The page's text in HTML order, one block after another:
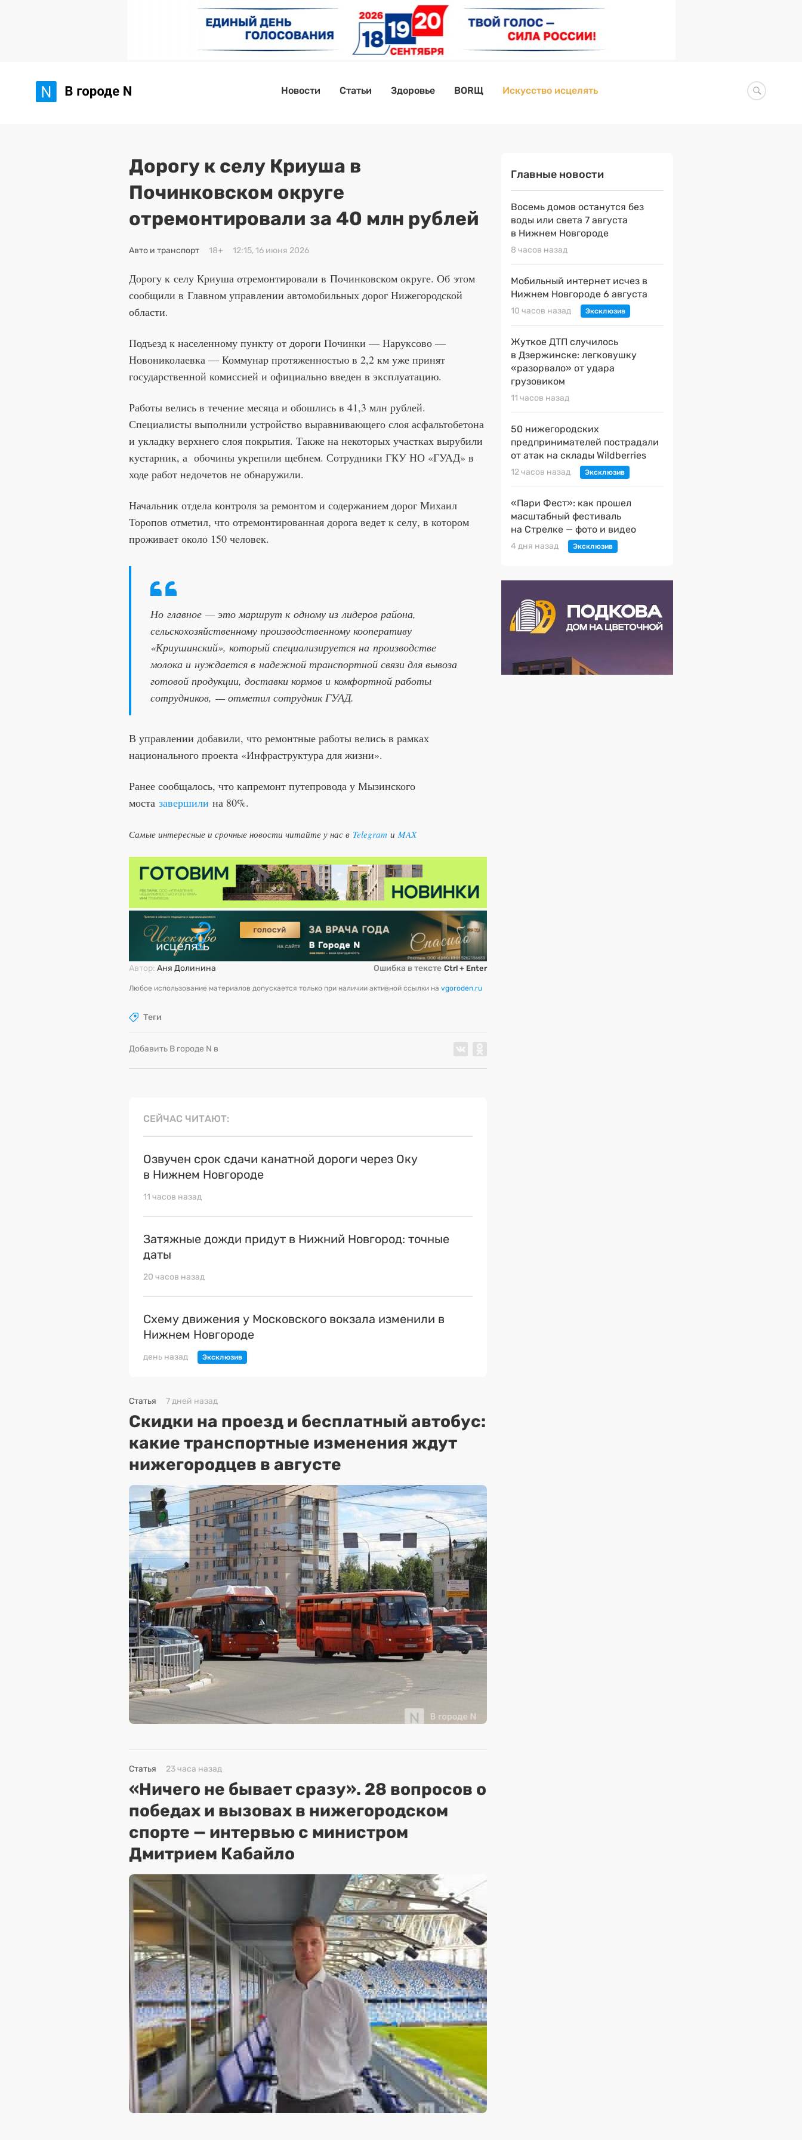
Новости Статьи Здоровье BORЩ Искусство исцелять
Дорогу к селу Криуша в
Починковском округе
отремонтировали за 40 млн рублей
Авто и транспорт 18+ 12:15, 16 июня 2026
Дорогу к селу Криуша отремонтировали в Починковском округе. Об этом
сообщили в Главном управлении автомобильных дорог Нижегородской
области.
Подъезд к населенному пункту от дороги Починки — Наруксово —
Новониколаевка — Коммунар протяженностью в 2,2 км уже принят
государственной комиссией и официально введен в эксплуатацию.
Работы велись в течение месяца и обошлись в 41,3 млн рублей.
Специалисты выполнили устройство выравнивающего слоя асфальтобетона
и укладку верхнего слоя покрытия. Также на некоторых участках вырубили
кустарник, а обочины укрепили щебнем. Сотрудники ГКУ НО «ГУАД» в
ходе работ недочетов не обнаружили.
Начальник отдела контроля за ремонтом и содержанием дорог Михаил
Торопов отметил, что отремонтированная дорога ведет к селу, в котором
проживает около 150 человек.
Но главное — это маршрут к одному из лидеров района,
сельскохозяйственному производственному кооперативу
«Криушинский», который специализируется на производстве
молока и нуждается в надежной транспортной связи для вывоза
готовой продукции, доставки кормов и комфортной работы
сотрудников, — отметил сотрудник ГУАД.
В управлении добавили, что ремонтные работы велись в рамках
национального проекта «Инфраструктура для жизни».
Ранее сообщалось, что капремонт путепровода у Мызинского
моста завершили на 80%.
Самые интересные и срочные новости читайте у нас в Telegram и MAX
Автор: Аня Долинина Ошибка в тексте Ctrl + Enter
Любое использование материалов допускается только при наличии активной ссылки на vgoroden.ru
Теги
Добавить В городе N в
СЕЙЧАС ЧИТАЮТ
Озвучен срок сдачи канатной дороги через Оку
в Нижнем Новгороде
11 часов назад
Затяжные дожди придут в Нижний Новгород: точные
даты
20 часов назад
Схему движения у Московского вокзала изменили в
Нижнем Новгороде
день назад
Статья 7 дней назад
Скидки на проезд и бесплатный автобус:
какие транспортные изменения ждут
нижегородцев в августе
Статья 23 часа назад
«Ничего не бывает сразу». 28 вопросов о
победах и вызовах в нижегородском
спорте — интервью с министром
Дмитрием Кабайло
Главные новости
Восемь домов останутся без
воды или света 7 августа
в Нижнем Новгороде
8 часов назад
Мобильный интернет исчез в
Нижнем Новгороде 6 августа
10 часов назад
Жуткое ДТП случилось
в Дзержинске: легковушку
«разорвало» от удара
грузовиком
11 часов назад
50 нижегородских
предпринимателей пострадали
от атак на склады Wildberries
12 часов назад
«Пари Фест»: как прошел
масштабный фестиваль
на Стрелке — фото и видео
4 дня назад